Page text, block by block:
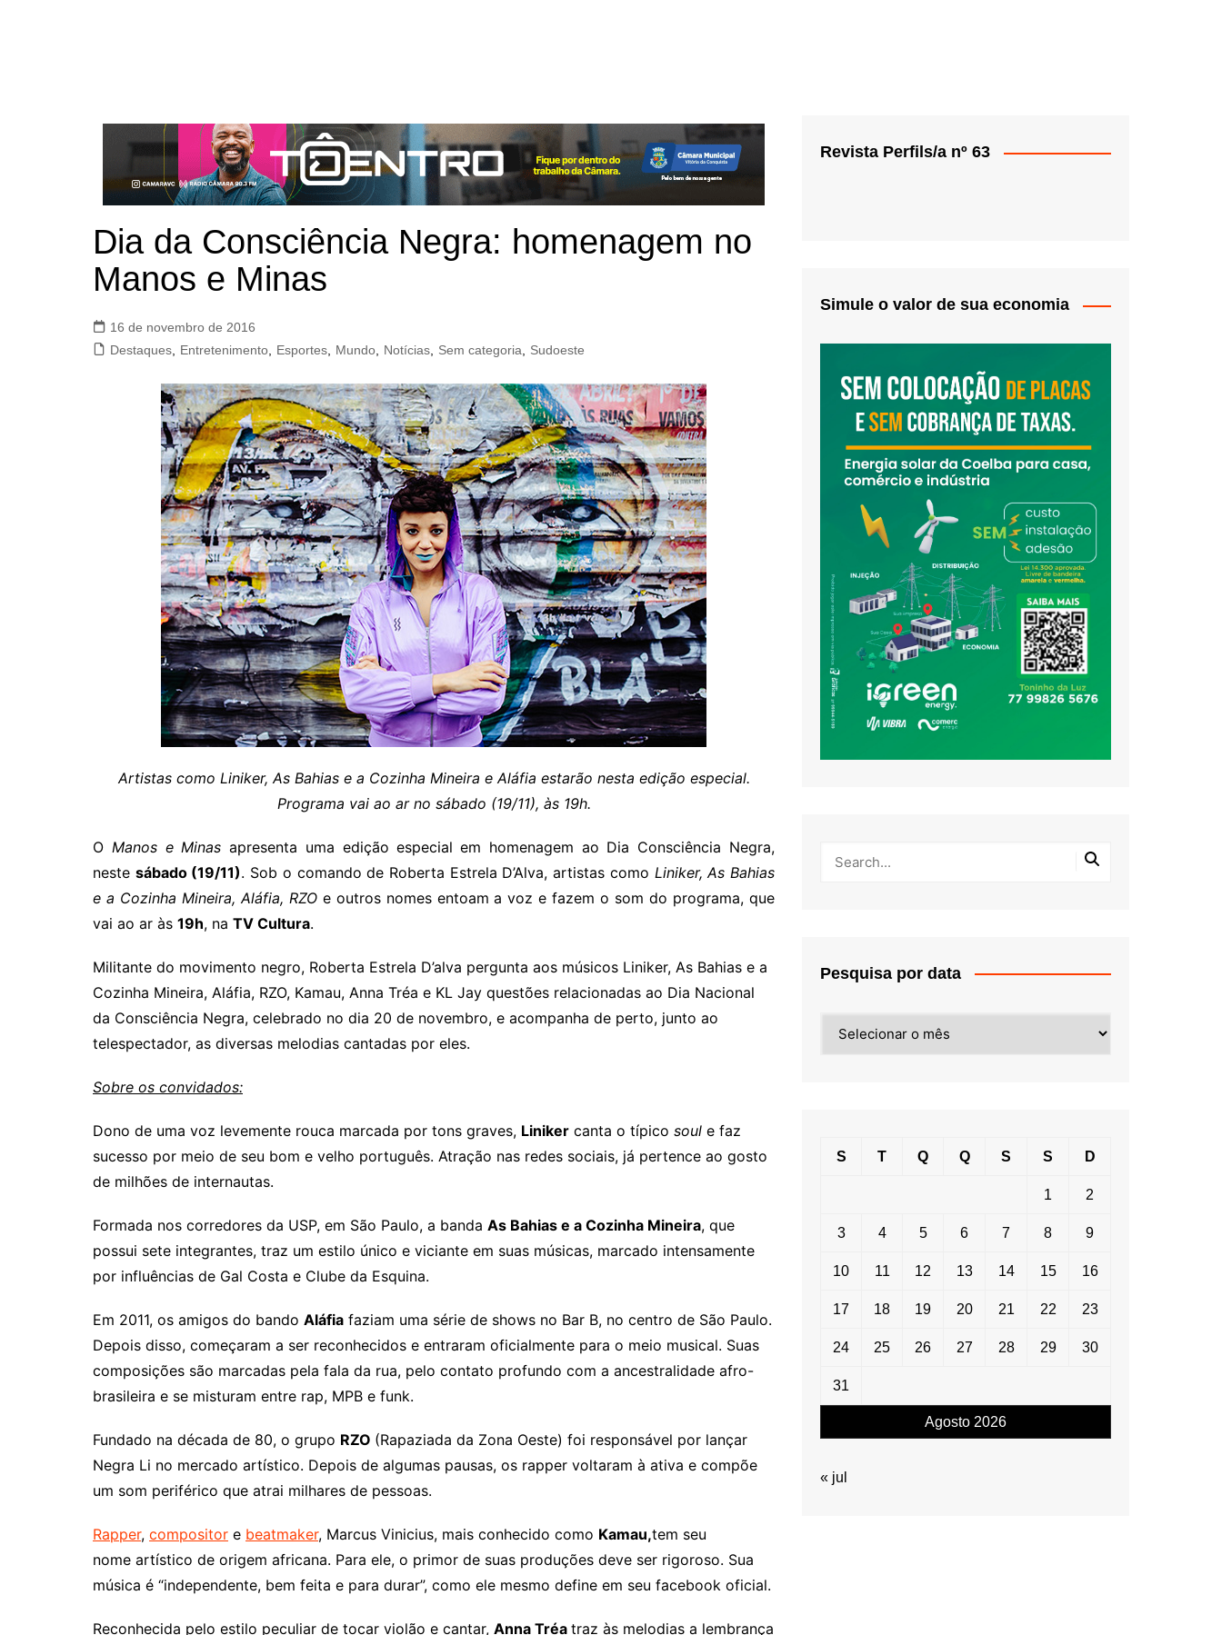
Dia da Consciência Negra: homenagem no
Manos e Minas
16 de novembro de 2016
Destaques
Entretenimento Esportes Mundo Notícias Sem categoria Sudoeste
Artistas como Liniker, As Bahias e a Cozinha Mineira e Aláfia estarão nesta edição especial.
Programa vai ao ar no sábado (19/11), às 19h.
O Manos e Minasapresenta uma edição especial em homenagem ao Dia Consciência Negra,
neste sábado (19/11). Sob o comando de Roberta Estrela D’Alva, artistas como Liniker, As Bahias
e a Cozinha Mineira, Aláfia, RZOe outros nomes entoam a voz e fazem o som do programa, que
vai ao ar às 19h, na TV Cultura.
Militante do movimento negro, Roberta Estrela D’alva pergunta aos músicos Liniker, As Bahias e a
Cozinha Mineira, Aláfia, RZO, Kamau, Anna Tréa e KL Jay questões relacionadas ao Dia Nacional
da Consciência Negra, celebrado no dia 20 de novembro, e acompanha de perto, junto ao
telespectador, as diversas melodias cantadas por eles.
Sobre os convidados:
Dono de uma voz levemente rouca marcada por tons graves, Liniker canta o típico soul e faz
sucesso por meio de seu bom e velho português. Atração nas redes sociais, já pertence ao gosto
de milhões de internautas.
Formada nos corredores da USP, em São Paulo, a banda As Bahias e a Cozinha Mineira, que
possui sete integrantes, traz um estilo único e viciante em suas músicas, marcado intensamente
por influências de Gal Costa e Clube da Esquina.
Em 2011, os amigos do bando Aláfia faziam uma série de shows no Bar B, no centro de São Paulo.
Depois disso, começaram a ser reconhecidos e entraram oficialmente para o meio musical. Suas
composições são marcadas pela fala da rua, pelo contato profundo com a ancestralidade afro-
brasileira e se misturam entre rap, MPB e funk.
Fundado na década de 80, o grupo RZO (Rapaziada da Zona Oeste) foi responsável por lançar
Negra Li no mercado artístico. Depois de algumas pausas, os rapper voltaram à ativa e compõe
um som periférico que atrai milhares de pessoas.
Rapper, compositor e beatmaker, Marcus Vinicius, mais conhecido como Kamau,tem seu
nome artístico de origem africana. Para ele, o primor de suas produções deve ser rigoroso. Sua
música é “independente, bem feita e para durar”, como ele mesmo define em seu facebook oficial.
Reconhecida pelo estilo peculiar de tocar violão e cantar, Anna Tréa traz às melodias a lembrança
Revista Perfils/a nº 63
Simule o valor de sua economia
Pesquisa por data
por
Agosto 2026
S T Q Q S S D
1 2
3 4 5 6 7 8 9
10 11 12 13 14 15 16
17 18 19 20 21 22 23
24 25 26 27 28 29 30
31
« jul